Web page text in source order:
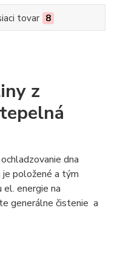
tovar 8
z
dna
je položené a tým
energie na
generálne čistenie a